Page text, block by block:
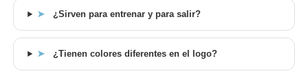
➤ ¿Sirven para entrenar y para salir?
➤ ¿Tienen colores diferentes en el logo?